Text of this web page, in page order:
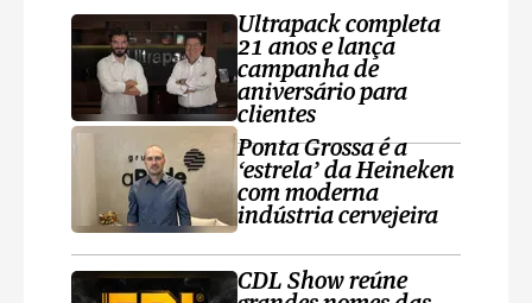
Ultrapack completa
21 anos e lança
campanha de
aniversário para
clientes
Ponta Grossa é a
‘estrela’ da Heineken
com moderna
indústria cervejeira
CDL Show reúne